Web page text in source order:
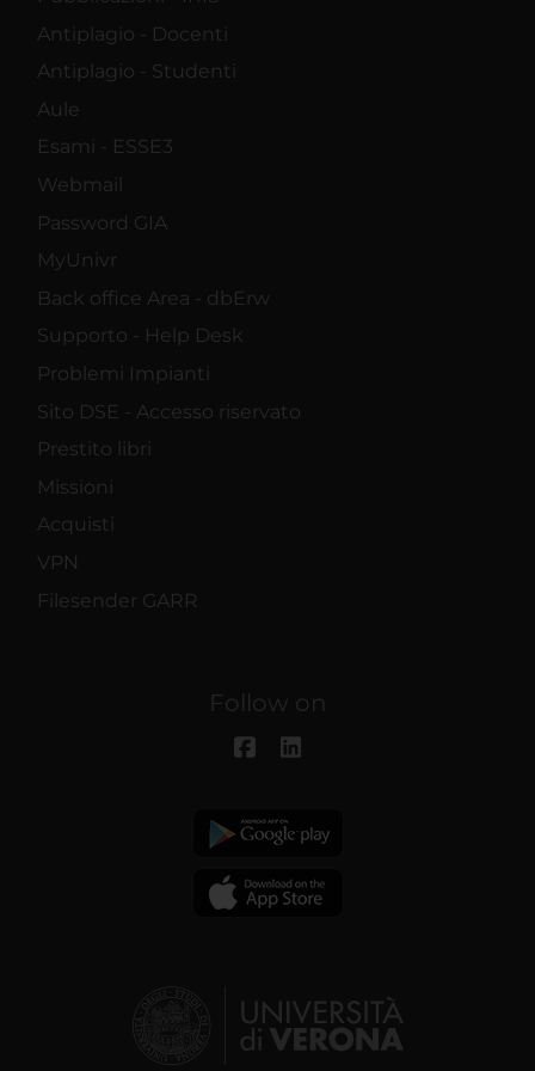
Antiplagio - Docenti
Antiplagio - Studenti
Aule
Esami - ESSE3
Webmail
Password GIA
MyUnivr
Back office Area - dbErw
Supporto - Help Desk
Problemi Impianti
Sito DSE - Accesso riservato
Prestito libri
Missioni
Acquisti
VPN
Filesender GARR
Follow on